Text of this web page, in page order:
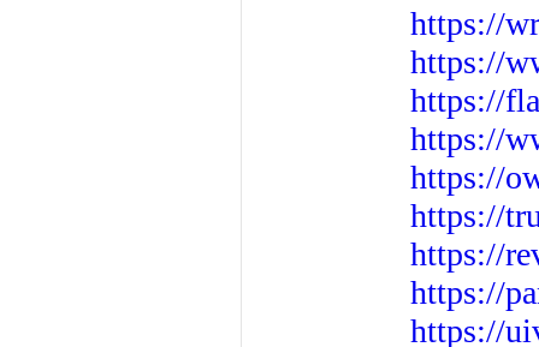
https://
https://
https://
https://
https://
https://
https://
https://
https://